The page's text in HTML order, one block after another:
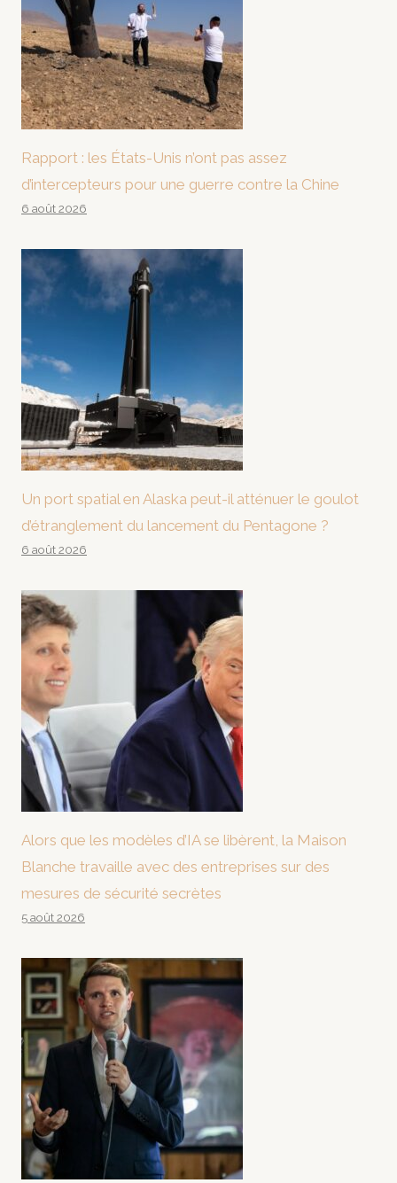
Rapport : les États-Unis n’ont pas assez
d’intercepteurs pour une guerre contre la Chine
6 août 2026
Un port spatial en Alaska peut-il atténuer le goulot
d’étranglement du lancement du Pentagone ?
6 août 2026
Alors que les modèles d’IA se libèrent, la Maison
Blanche travaille avec des entreprises sur des
mesures de sécurité secrètes
5 août 2026